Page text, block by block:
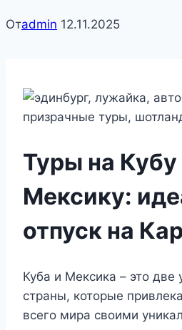
Отadmin 12.11.2025
Туры на Кубу
Мексику:
отпуск на
Куба и Мексика – это две
страны, которые
всего мира своими